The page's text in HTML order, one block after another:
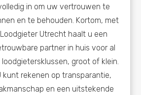
in om uw vertrouwen te
en te behouden. Kortom, met
Loodgieter Utrecht haalt u een
partner in huis voor al
loodgietersklussen, groot of klein.
kunt rekenen op transparantie,
en een uitstekende